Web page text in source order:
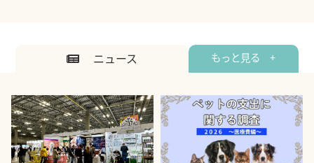
ニュース もっと見る +